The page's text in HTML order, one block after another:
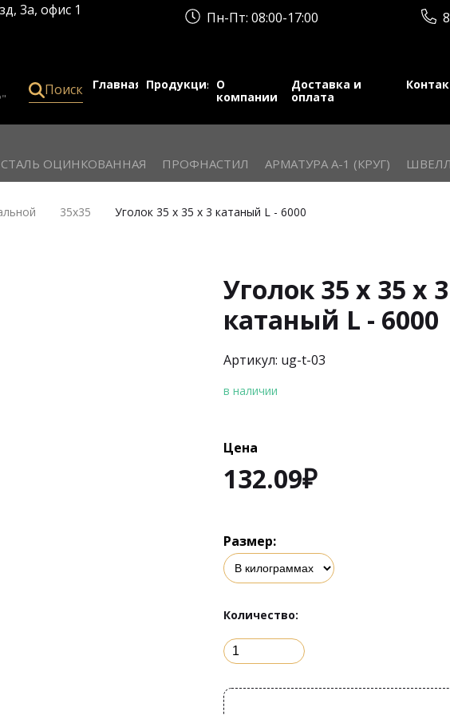
3а, офис 1
Пн-Пт: 08:00-17:00
Поиск Главная Продукция О
компании
Доставка и
оплата
СТАЛЬ ОЦИНКОВАННАЯ ПРОФНАСТИЛ АРМАТУРА А-1 (КРУГ)
35х35 Уголок 35 х 35 х 3 катаный L - 6000
Уголок 35 х 35 х 3
катаный L - 6000
Артикул: ug-t-03
в наличии
Цена
132.09₽
Размер:
Количество: